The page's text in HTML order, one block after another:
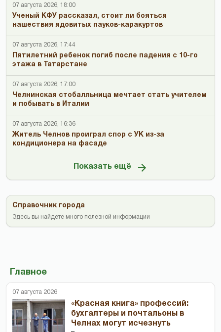
07 августа 2026, 18:00
Ученый КФУ рассказал, стоит ли бояться
нашествия ядовитых пауков-каракуртов
07 августа 2026, 17:44
Пятилетний ребенок погиб после падения с 10-го
этажа в Татарстане
07 августа 2026, 17:00
Челнинская стобалльница мечтает стать учителем
и побывать в Италии
07 августа 2026, 16:36
Житель Челнов проиграл спор с УК из-за
кондиционера на фасаде
Показать ещё
Справочник города
Здесь вы найдете много полезной информации
Главное
07 августа 2026
«Красная книга» профессий:
бухгалтеры и почтальоны в
Челнах могут исчезнуть